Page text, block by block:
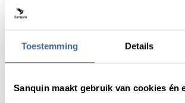
Toestemming Details
Sanquin maakt gebruik van cookies én
Sanquin en gezond
jouw mening? (video)
lees nieuws over sanquin en